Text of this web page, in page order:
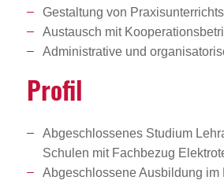
Gestaltung von
Austausch mit
Administrative und
Profil
Abgeschlossenes Studium
Schulen mit Fachbezug
Abgeschlossene Ausbildung im